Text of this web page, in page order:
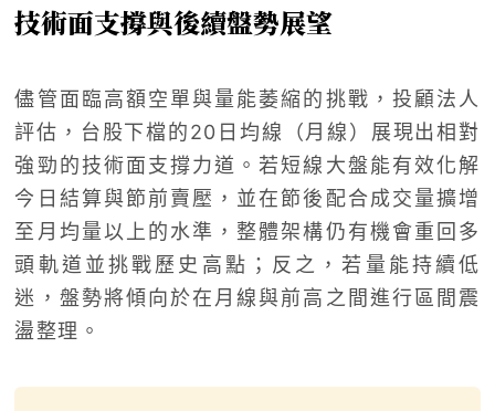
技術面支撐與後續盤勢展望
儘管面臨高額空單與量能萎縮的挑戰，投顧法人
評估，台股下檔的20日均線（月線）展現出相對
強勁的技術面支撐力道。若短線大盤能有效化解
今日結算與節前賣壓，並在節後配合成交量擴增
至月均量以上的水準，整體架構仍有機會重回多
頭軌道並挑戰歷史高點；反之，若量能持續低
迷，盤勢將傾向於在月線與前高之間進行區間震
盪整理。